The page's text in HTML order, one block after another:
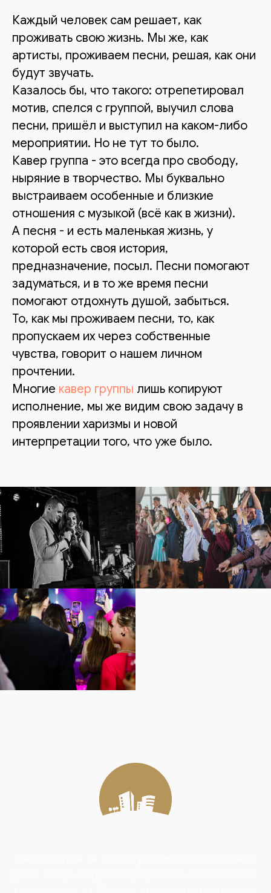
Каждый человек сам решает, как
проживать свою жизнь. Мы же, как
артисты, проживаем песни, решая, как они
будут звучать.
Казалось бы, что такого: отрепетировал
мотив, спелся с группой, выучил слова
песни, пришёл и выступил на каком-либо
мероприятии. Но не тут то было.
Кавер группа - это всегда про свободу,
ныряние в творчество. Мы буквально
выстраиваем особенные и близкие
отношения с музыкой (всё как в жизни).
А песня - и есть маленькая жизнь, у
которой есть своя история,
предназначение, посыл. Песни помогают
задуматься, и в то же время песни
помогают отдохнуть душой, забыться.
То, как мы проживаем песни, то, как
пропускаем их через собственные
чувства, говорит о нашем личном
прочтении.
Многие кавер группы лишь копируют
исполнение, мы же видим свою задачу в
проявлении харизмы и новой
интерпретации того, что уже было.